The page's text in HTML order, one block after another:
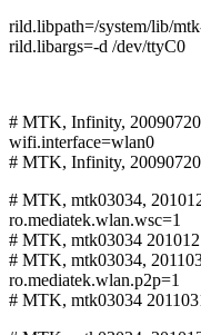
rild.libpath=/system/lib/
rild.libargs=-d /dev/ttyC0
# MTK, Infinity,
wifi.interface=wlan0
# MTK, Infinity,
# MTK, mtk03034,
ro.mediatek.wlan.wsc=1
# MTK, mtk03034
# MTK, mtk03034,
ro.mediatek.wlan.p2p=1
# MTK, mtk03034